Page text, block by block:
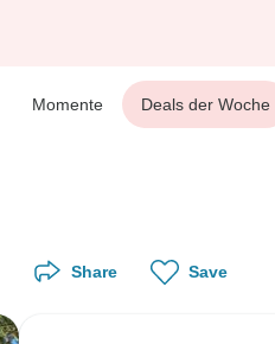
Momente Deals der Woche
Share Save